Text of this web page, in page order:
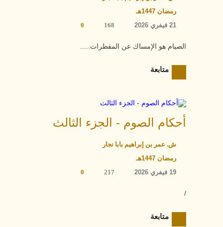
رمضان 1447هـ
21 فيفري 2026
168
0
الصيام هو الإمساك عن المفطرات.....
متابعة
أحكام الصوم - الجزء الثالث
ش. عمر بن إبراهيم بابا نجار
رمضان 1447هـ
19 فيفري 2026
217
0
/
متابعة